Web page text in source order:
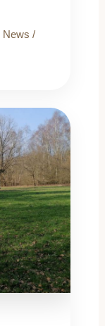
News /